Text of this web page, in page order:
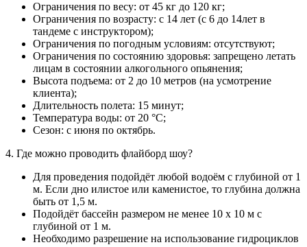
Ограничения по весу: от 45 кг до 120 кг;
Ограничения по возрасту: с 14 лет (с 6 до 14лет в
тандеме с инструктором);
Ограничения по погодным условиям: отсутствуют;
Ограничения по состоянию здоровья: запрещено летать
лицам в состоянии алкогольного опьянения;
Высота подъема: от 2 до 10 метров (на усмотрение
клиента);
Длительность полета: 15 минут;
Температура воды: от 20 °С;
Сезон: с июня по октябрь.
4. Где можно проводить флайборд шоу?
Для проведения подойдёт любой водоём с глубиной от 1
м. Если дно илистое или каменистое, то глубина должна
быть от 1,5 м.
Подойдёт бассейн размером не менее 10 х 10 м с
глубиной от 1 м.
Необходимо разрешение на использование гидроциклов